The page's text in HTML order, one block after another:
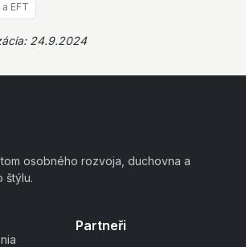
EFT
24.9.2024
osobného rozvoja, duchovna a
štýlu.
Partneři